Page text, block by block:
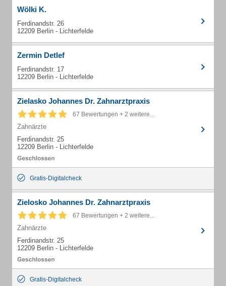
Wölki K.
Ferdinandstr. 26
12209 Berlin - Lichterfelde
Zermin Detlef
Ferdinandstr. 17
12209 Berlin - Lichterfelde
Zielasko Johannes Dr. Zahnarztpraxis
67 Bewertungen + 2 weitere...
Zahnärzte
Ferdinandstr. 25
12209 Berlin - Lichterfelde
Gratis-Digitalcheck
Zielosko Johannes Dr. Zahnarztpraxis
67 Bewertungen + 2 weitere...
Zahnärzte
Ferdinandstr. 25
12209 Berlin - Lichterfelde
Gratis-Digitalcheck